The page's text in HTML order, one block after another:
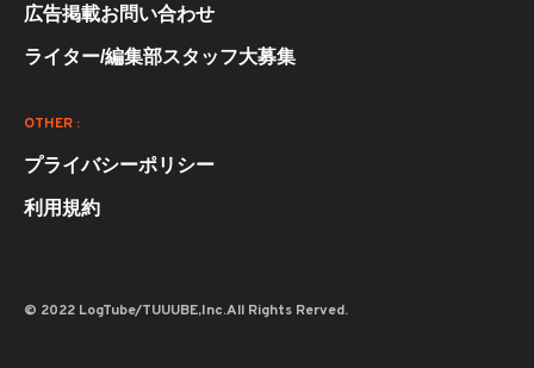
広告掲載お問い合わせ
ライター/編集部スタッフ大募集
OTHER :
プライバシーポリシー
利用規約
© 2022 LogTube/TUUUBE,Inc.All Rights Rerved.